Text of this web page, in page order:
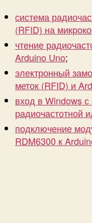
cистема
(RFID) на
чтение
Arduino Uno;
электронный
меток (RFID) и
вход в Windows
радиочастотной
подключение
RDM6300 к